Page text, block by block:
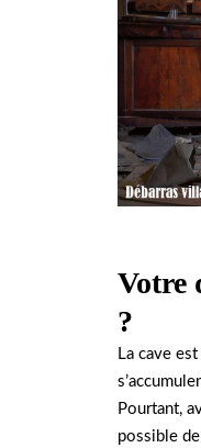
Votre
?
La cave
Pourtant,
possible